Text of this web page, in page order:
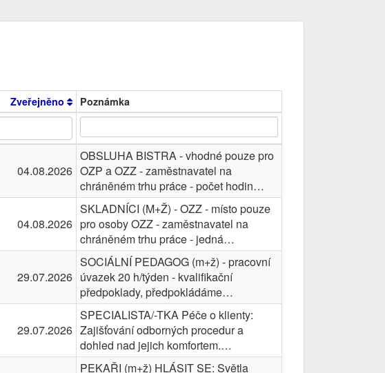
Zveřejněno Poznámka
04.08.2026
OBSLUHA BISTRA - vhodné pouze pro
OZP a OZZ - zaměstnavatel na
chráněném trhu práce - počet hodin…
04.08.2026
SKLADNÍCI (M+Ž) - OZZ - místo pouze
pro osoby OZZ - zaměstnavatel na
chráněném trhu práce - jedná…
29.07.2026
SOCIÁLNÍ PEDAGOG (m+ž) - pracovní
úvazek 20 h/týden - kvalifikační
předpoklady, předpokládáme…
29.07.2026
SPECIALISTA/-TKA Péče o klienty:
Zajišťování odborných procedur a
dohled nad jejich komfortem.…
PEKAŘI (m+ž) HLÁSIT SE: Světla